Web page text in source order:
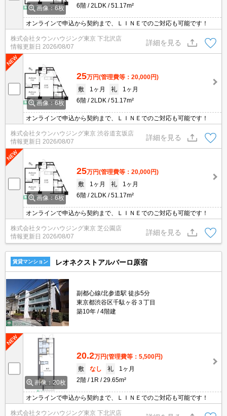
画像：6枚
6階
2LDK 51.17m²
オンラインで申込から契約まで、ＬＩＮＥでのご対応も可能です！
株式会社タウンハウジング東京 下北沢店
情報更新日 2026/08/07
詳細を見る
画像：6枚
25万円(管理費等：20,000円)
敷
1ヶ月 礼
1ヶ月
6階
2LDK 51.17m²
オンラインで申込から契約まで、ＬＩＮＥでのご対応も可能です！
株式会社タウンハウジング東京 渋谷道玄坂店
情報更新日 2026/08/07
詳細を見る
画像：6枚
25万円(管理費等：20,000円)
敷
1ヶ月 礼
1ヶ月
6階
2LDK 51.17m²
オンラインで申込から契約まで、ＬＩＮＥでのご対応も可能です！
株式会社タウンハウジング東京 芝公園店
情報更新日 2026/08/07
詳細を見る
賃貸マンション レオネクストアルバーロ原宿
副都心線/北参道駅 徒歩5分
東京都渋谷区千駄ヶ谷３丁目
築10年
4階建
画像：20枚
20.2万円(管理費等：5,500円)
敷
なし 礼
1ヶ月
2階
1R 29.65m²
オンラインで申込から契約まで、ＬＩＮＥでのご対応も可能です！
株式会社タウンハウジング東京 下北沢店